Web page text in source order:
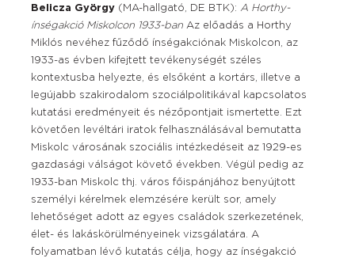
Belicza György (MA-hallgató, DE BTK): A Horthy-
ínségakció Miskolcon 1933-ban Az előadás a Horthy
Miklós nevéhez fűződő ínségakciónak Miskolcon, az
1933-as évben kifejtett tevékenységét széles
kontextusba helyezte, és elsőként a kortárs, illetve a
legújabb szakirodalom szociálpolitikával kapcsolatos
kutatási eredményeit és nézőpontjait ismertette. Ezt
követően levéltári iratok felhasználásával bemutatta
Miskolc városának szociális intézkedéseit az 1929-es
gazdasági válságot követő években. Végül pedig az
1933-ban Miskolc thj. város főispánjához benyújtott
személyi kérelmek elemzésére került sor, amely
lehetőséget adott az egyes családok szerkezetének,
élet- és lakáskörülményeinek vizsgálatára. A
folyamatban lévő kutatás célja, hogy az ínségakció